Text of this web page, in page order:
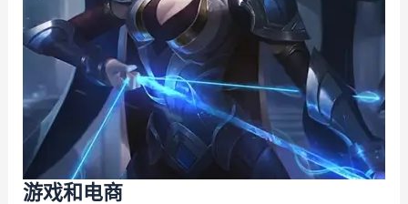
游戏和电商